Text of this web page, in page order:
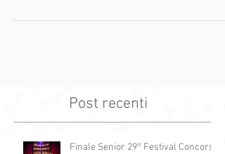
Post recenti
Finale Senior 29° Festival Concorso